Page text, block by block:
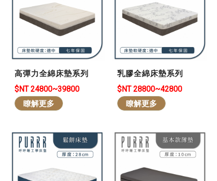
高彈力全綿床墊系列
$NT 24800~39800
瞭解更多
乳膠全綿床墊系列
$NT 28800~42800
瞭解更多